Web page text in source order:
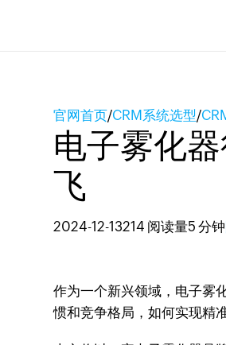
官网首页/CRM系统选型/
电子雾化
飞
2024-12-13214 阅读量5 分钟
作为一个新兴领域，电子雾
惯和竞争格局，如何实现精